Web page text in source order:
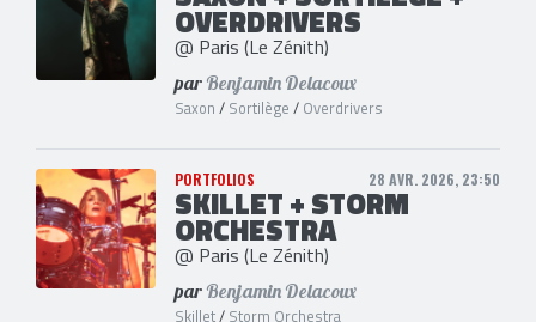
OVERDRIVERS
@ Paris (Le Zénith)
par Benjamin Delacoux
Saxon / Sortilège / Overdrivers
PORTFOLIOS 28 AVR. 2026, 23:50
SKILLET + STORM
ORCHESTRA
@ Paris (Le Zénith)
par Benjamin Delacoux
Skillet/ Storm Orchestra